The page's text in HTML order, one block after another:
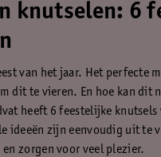
knutselen: 6
van het jaar. Het perfecte
dit te vieren. En hoe kan dit
heeft 6 feestelijke
ideeën zijn eenvoudig uit te
zorgen voor veel plezier.